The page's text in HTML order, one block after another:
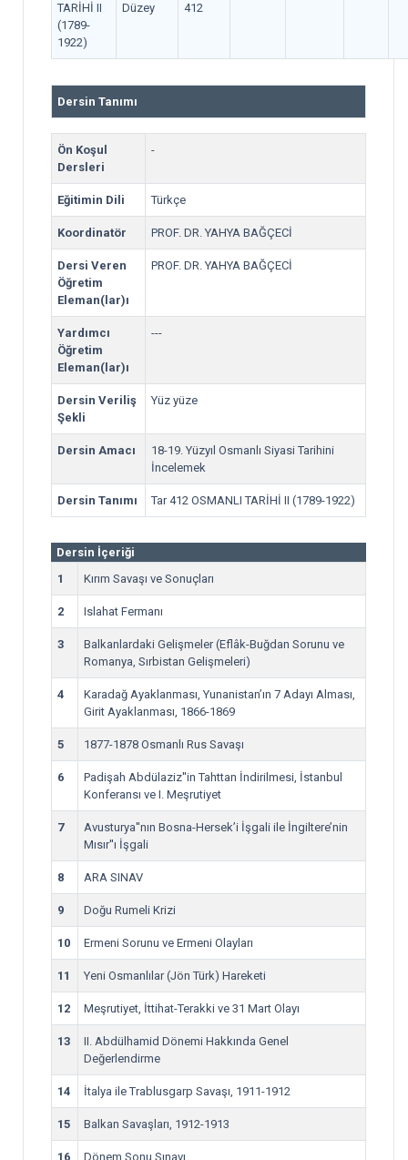
TARİHİ II
(1789-
1922)
Düzey
412
Dersin Tanımı
Ön Koşul
Dersleri
-
Eğitimin Dili Türkçe
Koordinatör PROF. DR. YAHYA BAĞÇECİ
Dersi Veren
Öğretim
Eleman(lar)ı
PROF. DR. YAHYA BAĞÇECİ
Yardımcı
Öğretim
Eleman(lar)ı
---
Dersin Veriliş
Şekli
Yüz yüze
Dersin Amacı
18-19. Yüzyıl Osmanlı Siyasi Tarihini
İncelemek
Dersin Tanımı Tar 412 OSMANLI TARİHİ II (1789-1922)
Dersin İçeriği
1
Kırım Savaşı ve Sonuçları
2 Islahat Fermanı
3
Balkanlardaki Gelişmeler (Eflâk-Buğdan Sorunu ve
Romanya, Sırbistan Gelişmeleri)
4
Karadağ Ayaklanması, Yunanistan’ın 7 Adayı Alması,
Girit Ayaklanması, 1866-1869
5 1877-1878 Osmanlı Rus Savaşı
6
Padişah Abdülaziz''in Tahttan İndirilmesi, İstanbul
Konferansı ve I. Meşrutiyet
7
Avusturya''nın Bosna-Hersek’i İşgali ile İngiltere’nin
Mısır''ı İşgali
8 ARA SINAV
9 Doğu Rumeli Krizi
10 Ermeni Sorunu ve Ermeni Olayları
11 Yeni Osmanlılar (Jön Türk) Hareketi
12 Meşrutiyet, İttihat-Terakki ve 31 Mart Olayı
13
II. Abdülhamid Dönemi Hakkında Genel
Değerlendirme
14 İtalya ile Trablusgarp Savaşı, 1911-1912
15 Balkan Savaşları, 1912-1913
16 Dönem Sonu Sınavı